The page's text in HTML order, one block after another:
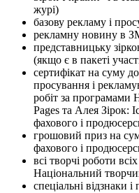
журі)
базову рекламу і
рекламну новину в
представницьку
(якщо є в пакеті
сертифікат на суму
просування і
робіт за програмами
Pages та Алея Зірок:
фахового і
грошовий приз на
фахового і
всі творчі роботи
Національний
спеціальні відзнаки і